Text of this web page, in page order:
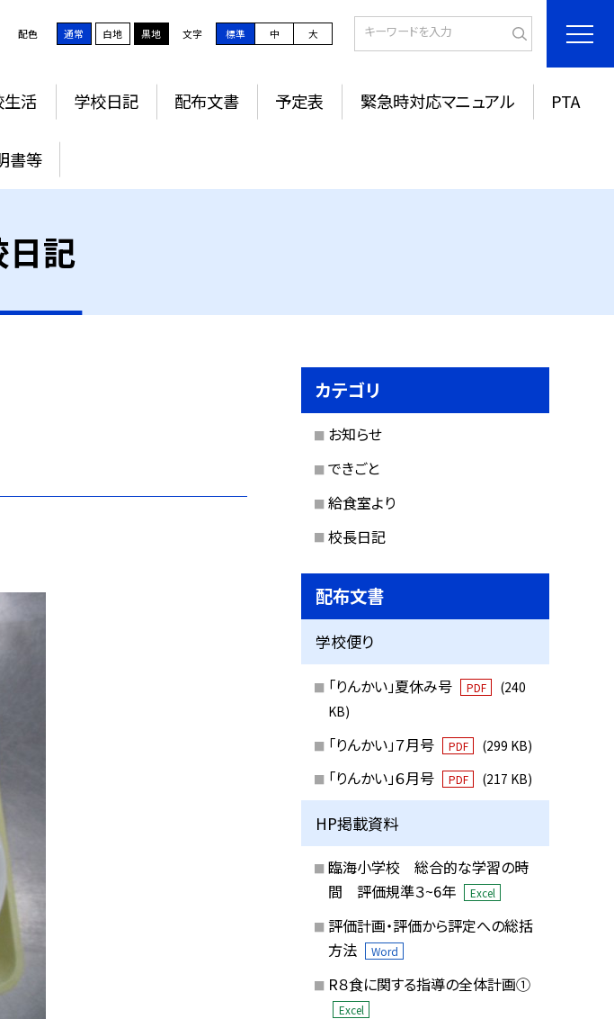
配色 通常 白地 黒地 文字 標準 中 大
生活 学校日記 配布文書 予定表 緊急時対応マニュアル PTA
書等
記
カテゴリ
お知らせ
できごと
給食室より
校長日記
配布文書
学校便り
「りんかい」夏休み号 PDF
(240
KB)
「りんかい」７月号 PDF (299 KB)
「りんかい」６月号 PDF (217 KB)
HP掲載資料
臨海小学校 総合的な学習の時
間 評価規準３~6年
Excel
評価計画・評価から評定への総括
方法
Word
R８食に関する指導の全体計画①
Excel